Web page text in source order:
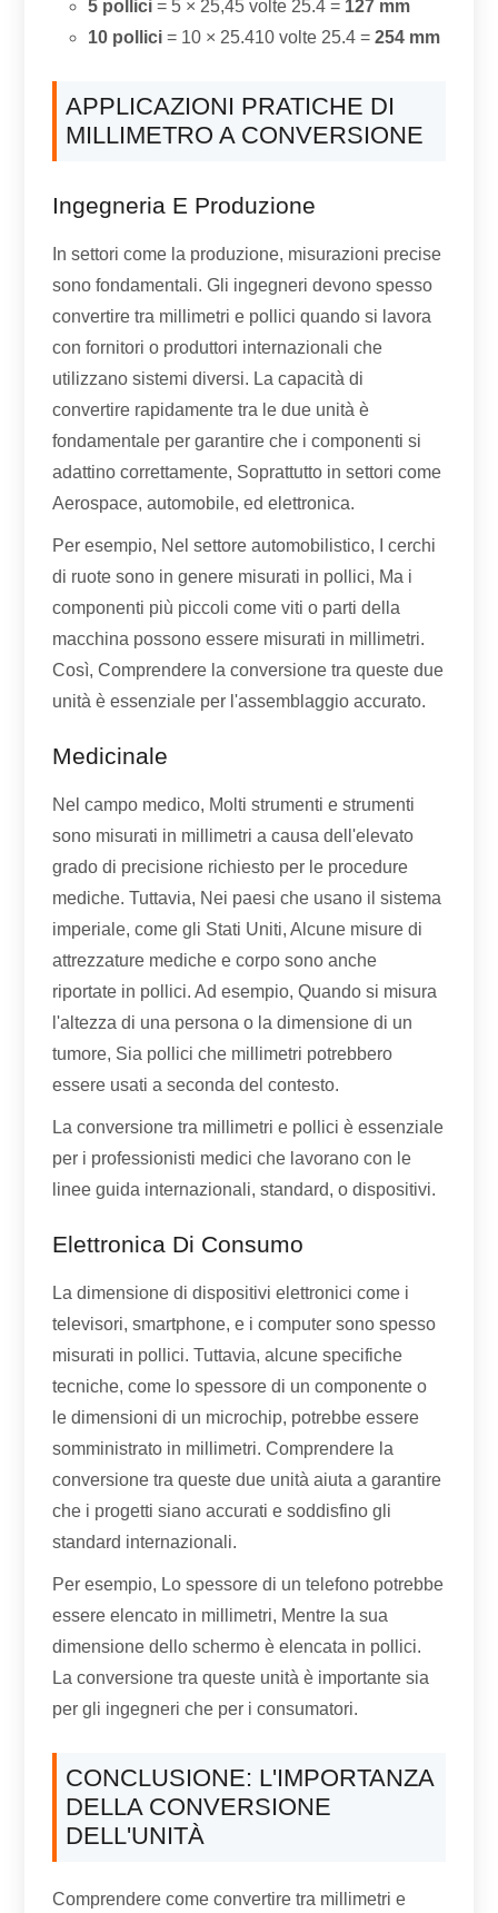
5 pollici = 5 × 25,45 volte 25.4 = 127 mm
10 pollici = 10 × 25.410 volte 25.4 =254 mm
APPLICAZIONI PRATICHE DI
MILLIMETRO A CONVERSIONE
Ingegneria E Produzione
In settori come la produzione, misurazioni precise
sono fondamentali. Gli ingegneri devono spesso
convertire tra millimetri e pollici quando si lavora
con fornitori o produttori internazionali che
utilizzano sistemi diversi. La capacità di
convertire rapidamente tra le due unità è
fondamentale per garantire che i componenti si
adattino correttamente, Soprattutto in settori come
Aerospace, automobile, ed elettronica.
Per esempio, Nel settore automobilistico, I cerchi
di ruote sono in genere misurati in pollici, Ma i
componenti più piccoli come viti o parti della
macchina possono essere misurati in millimetri.
Così, Comprendere la conversione tra queste due
unità è essenziale per l'assemblaggio accurato.
Medicinale
Nel campo medico, Molti strumenti e strumenti
sono misurati in millimetri a causa dell'elevato
grado di precisione richiesto per le procedure
mediche. Tuttavia, Nei paesi che usano il sistema
imperiale, come gli Stati Uniti, Alcune misure di
attrezzature mediche e corpo sono anche
riportate in pollici. Ad esempio, Quando si misura
l'altezza di una persona o la dimensione di un
tumore, Sia pollici che millimetri potrebbero
essere usati a seconda del contesto.
La conversione tra millimetri e pollici è essenziale
per i professionisti medici che lavorano con le
linee guida internazionali, standard, o dispositivi.
Elettronica Di Consumo
La dimensione di dispositivi elettronici come i
televisori, smartphone, e i computer sono spesso
misurati in pollici. Tuttavia, alcune specifiche
tecniche, come lo spessore di un componente o
le dimensioni di un microchip, potrebbe essere
somministrato in millimetri. Comprendere la
conversione tra queste due unità aiuta a garantire
che i progetti siano accurati e soddisfino gli
standard internazionali.
Per esempio, Lo spessore di un telefono potrebbe
essere elencato in millimetri, Mentre la sua
dimensione dello schermo è elencata in pollici.
La conversione tra queste unità è importante sia
per gli ingegneri che per i consumatori.
CONCLUSIONE: L'IMPORTANZA
DELLA CONVERSIONE
DELL'UNITÀ
Comprendere come convertire tra millimetri e